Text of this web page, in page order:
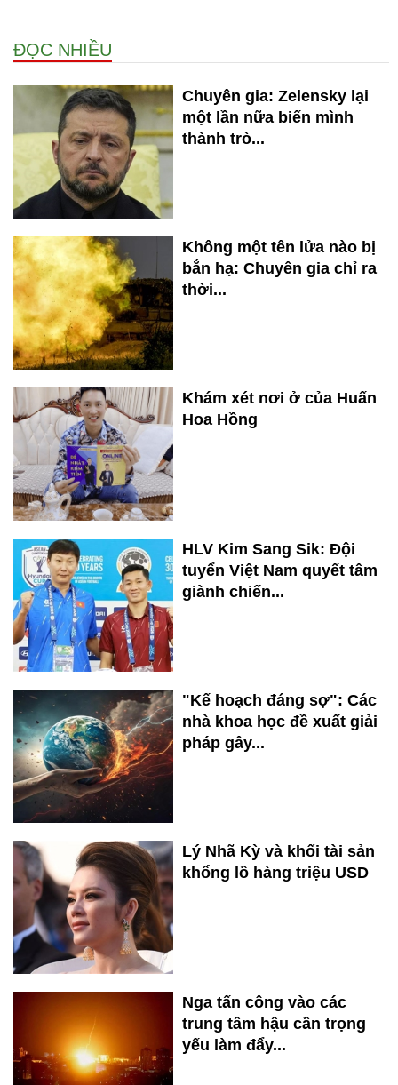
ĐỌC NHIỀU
Chuyên gia: Zelensky lại
một lần nữa biến mình
thành trò...
Không một tên lửa nào bị
bắn hạ: Chuyên gia chỉ ra
thời...
Khám xét nơi ở của Huấn
Hoa Hồng
HLV Kim Sang Sik: Đội
tuyển Việt Nam quyết tâm
giành chiến...
"Kế hoạch đáng sợ": Các
nhà khoa học đề xuất giải
pháp gây...
Lý Nhã Kỳ và khối tài sản
khổng lồ hàng triệu USD
Nga tấn công vào các
trung tâm hậu cần trọng
yếu làm đẩy...